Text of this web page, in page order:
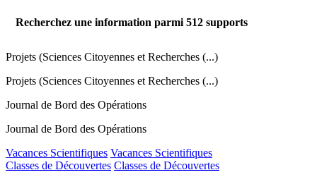
Recherchez une information parmi 512 supports
Projets (Sciences Citoyennes et Recherches (...)
Projets (Sciences Citoyennes et Recherches (...)
Journal de Bord des Opérations
Journal de Bord des Opérations
Vacances Scientifiques Vacances Scientifiques
Classes de Découvertes Classes de Découvertes